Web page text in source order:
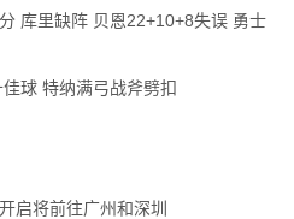
库里缺阵 贝恩22+10+8失误 勇士
球 特纳满弓战斧劈扣
启将前往广州和深圳